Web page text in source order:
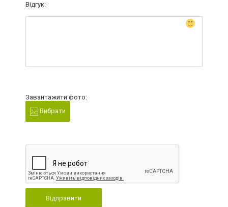
Відгук:
Завантажити фото:
Вибрати
Відправити